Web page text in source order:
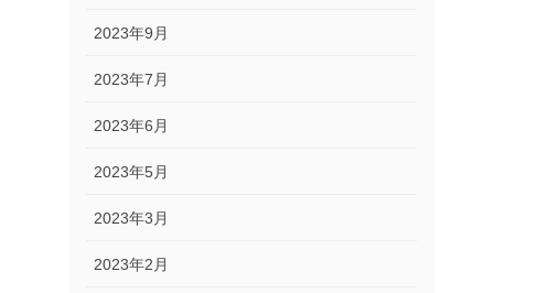
2023年9月
2023年7月
2023年6月
2023年5月
2023年3月
2023年2月